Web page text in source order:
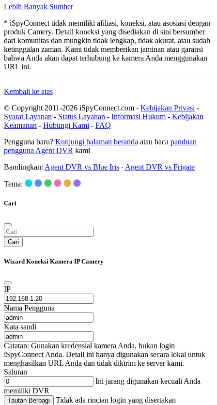
Lebih Banyak Sumber
* iSpyConnect tidak memiliki afiliasi, koneksi, atau asosiasi dengan
produk Camery. Detail koneksi yang disediakan di sini bersumber
dari komunitas dan mungkin tidak lengkap, tidak akurat, atau sudah
ketinggalan zaman. Kami tidak memberikan jaminan atau garansi
bahwa Anda akan dapat terhubung ke kamera Anda menggunakan
URL ini.
Kembali ke atas
© Copyright 2011-2026 iSpyConnect.com - Kebijakan Privasi -
Syarat Layanan - Status Layanan - Informasi Hukum - Kebijakan
Keamanan - Hubungi Kami - FAQ
Pengguna baru? Kunjungi halaman beranda atau baca panduan
pengguna Agent DVR kami
Bandingkan: Agent DVR vs Blue Iris · Agent DVR vs Frigate
Tema:
Cari
Cari
Wizard Koneksi Kamera IP Camery
IP
Nama Pengguna
Kata sandi
Catatan: Gunakan kredensial kamera Anda, bukan login
iSpyConnect Anda. Detail ini hanya digunakan secara lokal untuk
menghasilkan URL Anda dan tidak dikirim ke server kami.
Saluran
Ini jarang digunakan kecuali Anda
memiliki DVR
Tautan Berbagi Tidak ada rincian login yang disertakan